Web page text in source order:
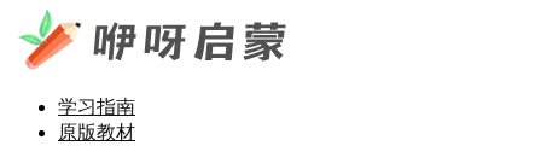
学习指南
原版教材